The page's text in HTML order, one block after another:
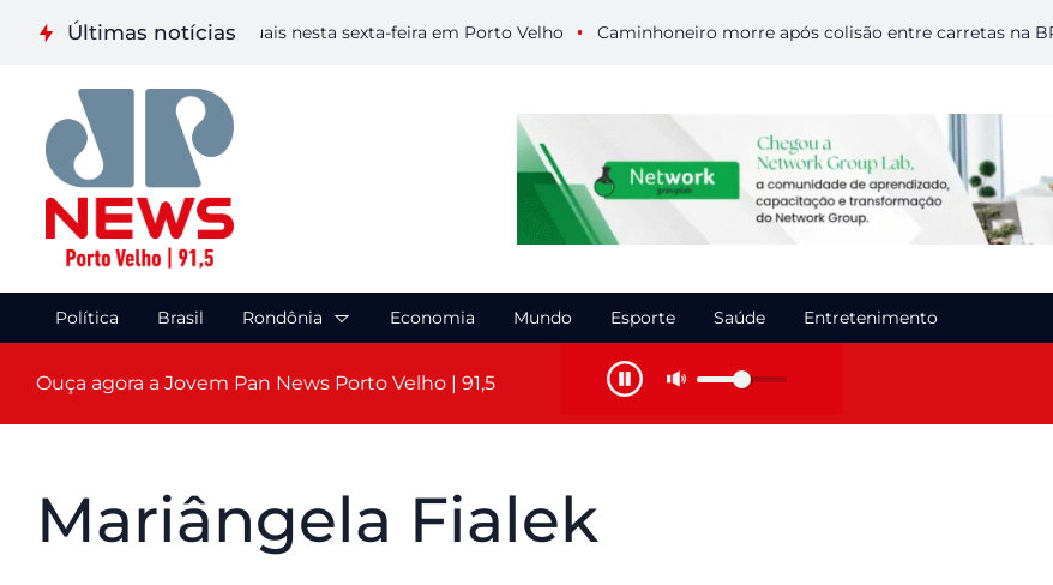
Últimas notícias
etapa de Artes Visuais nesta sexta-feira em Porto Velho Caminhoneiro morre após colisão entre carretas na BR-364
Política Brasil Rondônia Economia Mundo Esporte Saúde Entretenimento
Ouça agora a Jovem Pan News Porto Velho | 91,5
Mariângela Fialek